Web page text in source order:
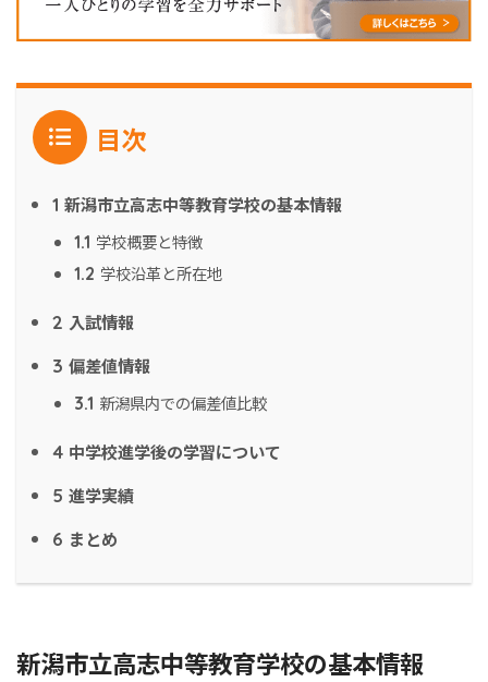
目次
1 新潟市立高志中等教育学校の基本情報
1.1 学校概要と特徴
1.2 学校沿革と所在地
2 入試情報
3 偏差値情報
3.1 新潟県内での偏差値比較
4 中学校進学後の学習について
5 進学実績
6 まとめ
新潟市立高志中等教育学校の基本情報